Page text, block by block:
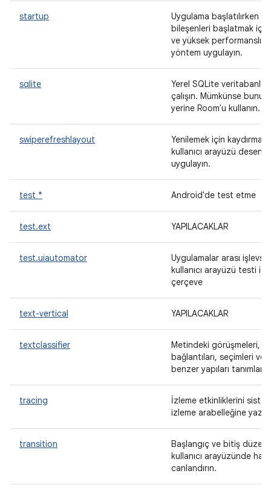
startup
Uygulama başlatılırken
bileşenleri başlatmak
ve yüksek performanslı
yöntem uygulayın.
sqlite
Yerel SQLite
çalışın. Mümkünse bunun
yerine Room'u kullanın.
swiperefreshlayout
Yenilemek için kaydırma
kullanıcı arayüzü desenini
uygulayın.
test * Android'de test etme
test.ext YAPILACAKLAR
test.uiautomator
Uygulamalar arası işlevsel
kullanıcı arayüzü testi
çerçeve
text-vertical YAPILACAKLAR
textclassifier
Metindeki görüşmeleri,
bağlantıları, seçimleri ve
benzer yapıları tanımlar.
tracing
İzleme etkinliklerini
izleme arabelleğine yazın.
transition
Başlangıç ve bitiş
kullanıcı arayüzünde
canlandırın.